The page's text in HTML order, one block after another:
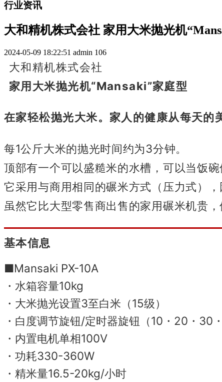
行业资讯
大和精机株式会社 家用大米抛光机
2024-05-09 18:22:51 admin 106
大和精机株式会社
家用大米抛光机“Mansaki”家庭型
在家轻松抛光大米。 家人的健康从每天的
每1公斤大米的抛光时间约为3分钟。
顶部有一个可以盛糙米的水槽，可以当饭
它采用与商用相同的碾米方式（压力式）
虽然它比大型零售商出售的家用碾米机贵
基本信息
■Mansaki PX-10A
・水箱容量10kg
・大米抛光设置3至白米（15级）
・白度调节旋钮/定时器旋钮（10・20・30
・内置电机单相100V
・功耗330-360W
・精米量16.5-20kg/小时